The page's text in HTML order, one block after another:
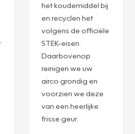
het koudemiddel bij
en recyclen het
volgens de officiële
STEK-eisen.
Daarbovenop
reinigen we uw
airco grondig en
voorzien we deze
van een heerlijke
frisse geur.